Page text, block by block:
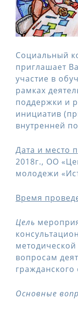
Социальный
приглашает
участие в
рамках
поддержки и
инициатив
внутренней
Дата и место
2018г., ОО
молодежи
Время
Цель
вопросам
гражданского
Основные